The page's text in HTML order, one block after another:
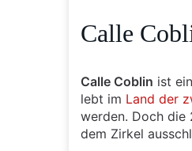
Calle
Calle Coblin ist
lebt im Land der
werden. Doch die
dem Zirkel